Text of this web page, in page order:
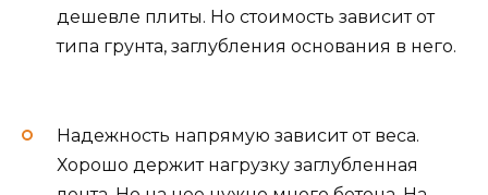
дешевле плиты. Но стоимость зависит от
типа грунта, заглубления основания в него.
Надежность напрямую зависит от веса.
Хорошо держит нагрузку заглубленная